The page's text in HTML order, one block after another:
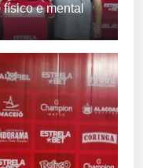
e mental